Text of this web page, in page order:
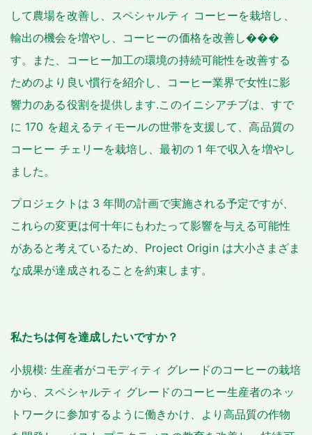
して農場を改善し、スペシャルティ コーヒーを栽培し、
輸出の機会を増やし、コーヒーの価格を改善し���
す。また、コーヒー加工の環境の持続可能性を改善する
ためのより良い慣行を紹介し、コーヒー業界で女性に影
響力のある役割を提供します.このイニシアチブは、すで
に 170 を超えるティモールの世帯を支援して、高品質の
コーヒー チェリーを栽培し、最初の 1 年で収入を増やし
ました。
プロジェクトは 3 年間の計画で実施される予定ですが、
これらの変更は何十年にもわたって影響を与える可能性
があると考えているため、Project Origin は大小さまざま
な成果が達成されることを約束します。
私たちは何を達成したいですか？
小規模: 生産者がコモディティ グレードのコーヒーの栽培
から、スペシャルティ グレードのコーヒー生産者のネッ
トワークに参加するように働きかけ、より高品質の作物